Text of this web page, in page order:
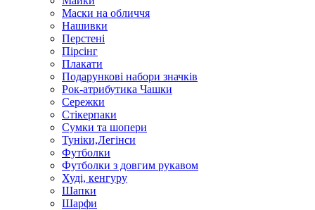
Маски на обличчя
Нашивки
Перстені
Пірсінг
Плакати
Подарункові набори значків
Рок-атрибутика Чашки
Сережки
Стікерпаки
Сумки та шопери
Туніки,Легінси
Футболки
Футболки з довгим рукавом
Худі, кенгуру
Шапки
Шарфи